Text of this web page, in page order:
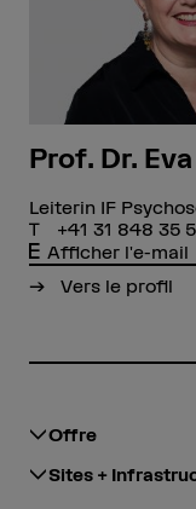
Prof. Dr.
Leiterin IF
+41 31 848 35
Afficher l'e-mail
Vers le profil
Offre
Sites +